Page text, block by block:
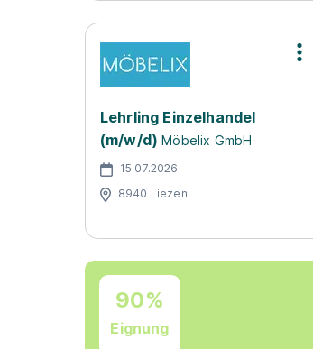
Lehrling Einzelhandel
(m/w/d) Möbelix GmbH
15.07.2026
8940 Liezen
90%
Eignung